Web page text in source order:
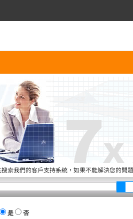
索我們的客戶支持系統，如果不能解決您的問
是 否